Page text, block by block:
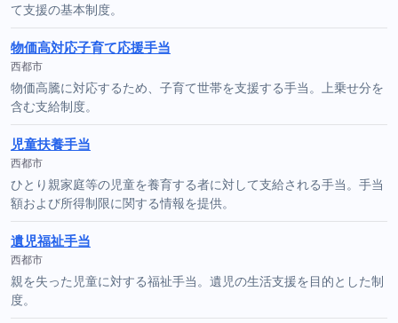
て支援の基本制度。
物価高対応子育て応援手当
西都市
物価高騰に対応するため、子育て世帯を支援する手当。上乗せ分を
含む支給制度。
児童扶養手当
西都市
ひとり親家庭等の児童を養育する者に対して支給される手当。手当
額および所得制限に関する情報を提供。
遺児福祉手当
西都市
親を失った児童に対する福祉手当。遺児の生活支援を目的とした制
度。